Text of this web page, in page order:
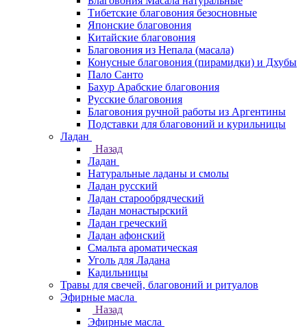
Тибетские благовония безосновные
Японские благовония
Китайские благовония
Благовония из Непала (масала)
Конусные благовония (пирамидки) и Дхубы
Пало Санто
Бахур Арабские благовония
Русские благовония
Благовония ручной работы из Аргентины
Подставки для благовоний и курильницы
Ладан
Назад
Ладан
Натуральные ладаны и смолы
Ладан русский
Ладан старообрядческий
Ладан монастырский
Ладан греческий
Ладан афонский
Смальта ароматическая
Уголь для Ладана
Кадильницы
Травы для свечей, благовоний и ритуалов
Эфирные масла
Назад
Эфирные масла